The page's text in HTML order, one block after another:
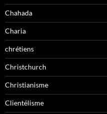
Chahada
Charia
chrétiens
Christchurch
Christianisme
Clientélisme